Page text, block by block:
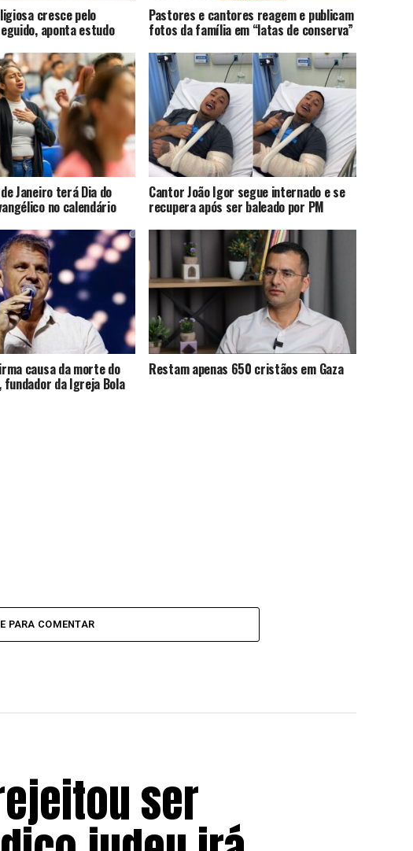
cresce pelo
aponta estudo
Pastores e cantores reagem e publicam
fotos da família em “latas de conserva”
Janeiro terá Dia do
no calendário
Cantor João Igor segue internado e se
recupera após ser baleado por PM
causa da morte do
fundador da Igreja Bola
Restam apenas 650 cristãos em Gaza
PARA COMENTAR
ser